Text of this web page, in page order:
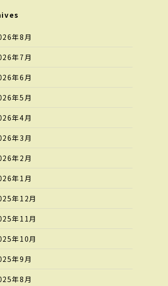
年8月
年7月
年6月
年5月
年4月
年3月
年2月
年1月
年12月
年11月
年10月
年9月
年8月